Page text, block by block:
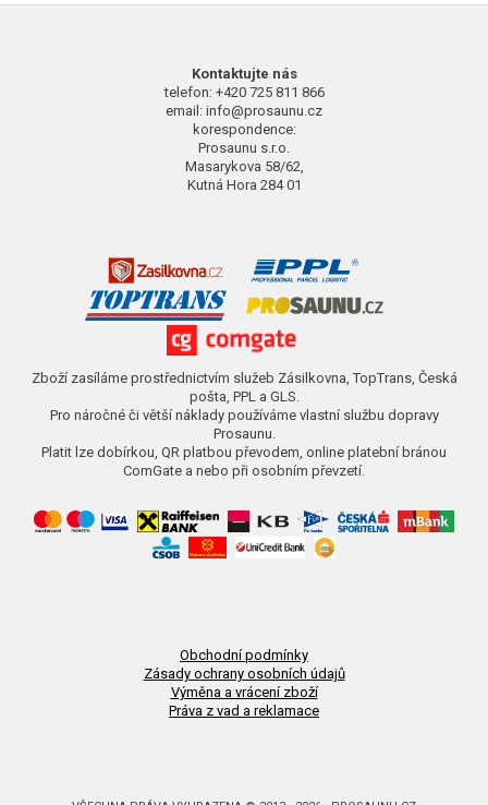
Kontaktujte nás
telefon: +420 725 811 866
email: info@prosaunu.cz
korespondence:
Prosaunu s.r.o.
Masarykova 58/62,
Kutná Hora 284 01
Zboží zasíláme prostřednictvím služeb Zásilkovna, TopTrans, Česká
pošta, PPL a GLS.
Pro náročné či větší náklady používáme vlastní službu dopravy
Prosaunu.
Platit lze dobírkou, QR platbou převodem, online platební bránou
ComGate a nebo při osobním převzetí.
Obchodní podmínky
Zásady ochrany osobních údajů
Výměna a vrácení zboží
Práva z vad a reklamace